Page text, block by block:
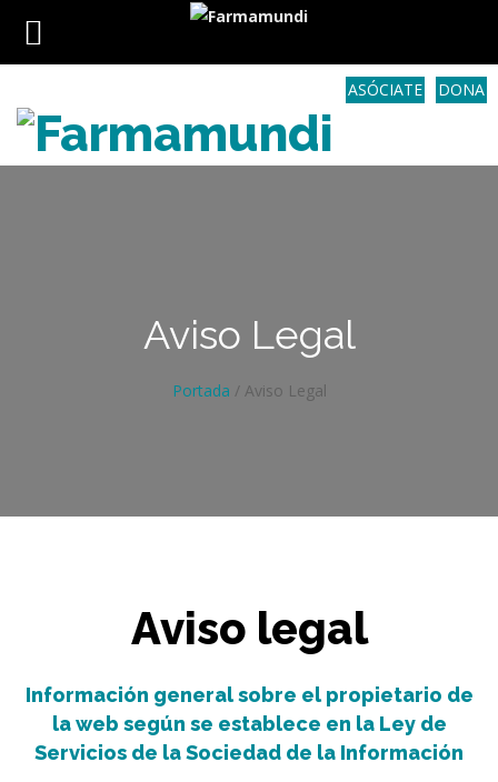
DONA
ASÓCIATE
Aviso Legal
Portada / Aviso Legal
Aviso legal
Información general sobre el propietario de
la web según se establece en la Ley de
Servicios de la Sociedad de la Información